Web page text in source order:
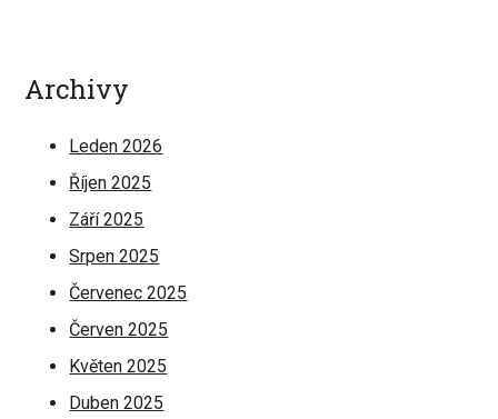
Archivy
Leden 2026
Říjen 2025
Září 2025
Srpen 2025
Červenec 2025
Červen 2025
Květen 2025
Duben 2025